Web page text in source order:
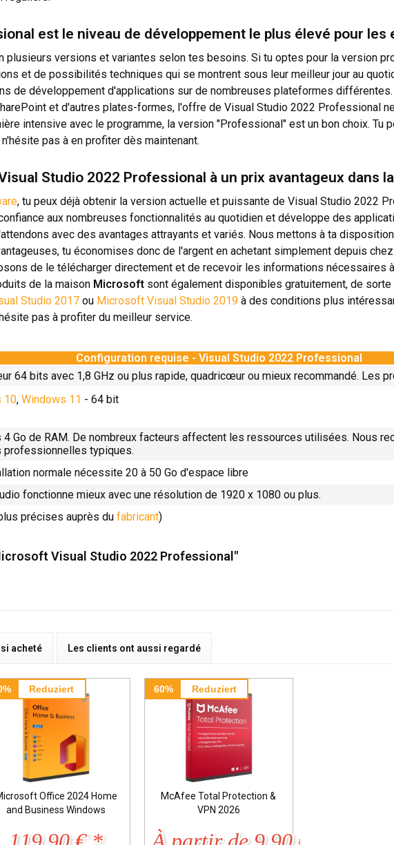
est le niveau de développement le plus élevé pour les
plusieurs versions et variantes selon tes besoins. Si tu optes pour la version
et de possibilités techniques qui se montrent sous leur meilleur jour au
de développement d'applications sur de nombreuses plateformes
et d'autres plates-formes, l'offre de Visual Studio 2022 Professional
intensive avec le programme, la version "Professional" est un bon choix. Tu
pas à en profiter dès maintenant.
Studio 2022 Professional à un prix avantageux dans
, tu peux déjà obtenir la version actuelle et puissante de Visual Studio 2022
aux nombreuses fonctionnalités au quotidien et développe des
avec des avantages attrayants et variés. Nous mettons à ta
tu économises donc de l'argent en achetant simplement depuis
de le télécharger directement et de recevoir les informations nécessaires
de la maison Microsoft sont également disponibles gratuitement, de
Studio 2017 ou Microsoft Visual Studio 2019 à des conditions plus
pas à profiter du meilleur service.
Configuration requise - Visual Studio 2022 Professional
64 bits avec 1,8 GHz ou plus rapide, quadricœur ou mieux recommandé. Les
10, Windows 11 - 64 bit
4 Go de RAM. De nombreux facteurs affectent les ressources utilisées. Nous
professionnelles typiques.
normale nécessite 20 à 50 Go d'espace libre
fonctionne mieux avec une résolution de 1920 x 1080 ou plus.
précises auprès du fabricant)
Visual Studio 2022 Professional"
acheté Les clients ont aussi regardé
Reduziert
Office 2024 Home
and Business Windows
60% Reduziert
McAfee Total Protection &
VPN 2026